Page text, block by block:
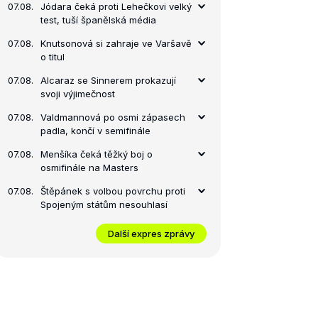
07.08.
Jódara čeká proti Lehečkovi velký
test, tuší španělská média
07.08.
Knutsonová si zahraje ve Varšavě
o titul
07.08.
Alcaraz se Sinnerem prokazují
svoji výjimečnost
07.08.
Valdmannová po osmi zápasech
padla, končí v semifinále
07.08.
Menšíka čeká těžký boj o
osmifinále na Masters
07.08.
Štěpánek s volbou povrchu proti
Spojeným státům nesouhlasí
Další expres zprávy